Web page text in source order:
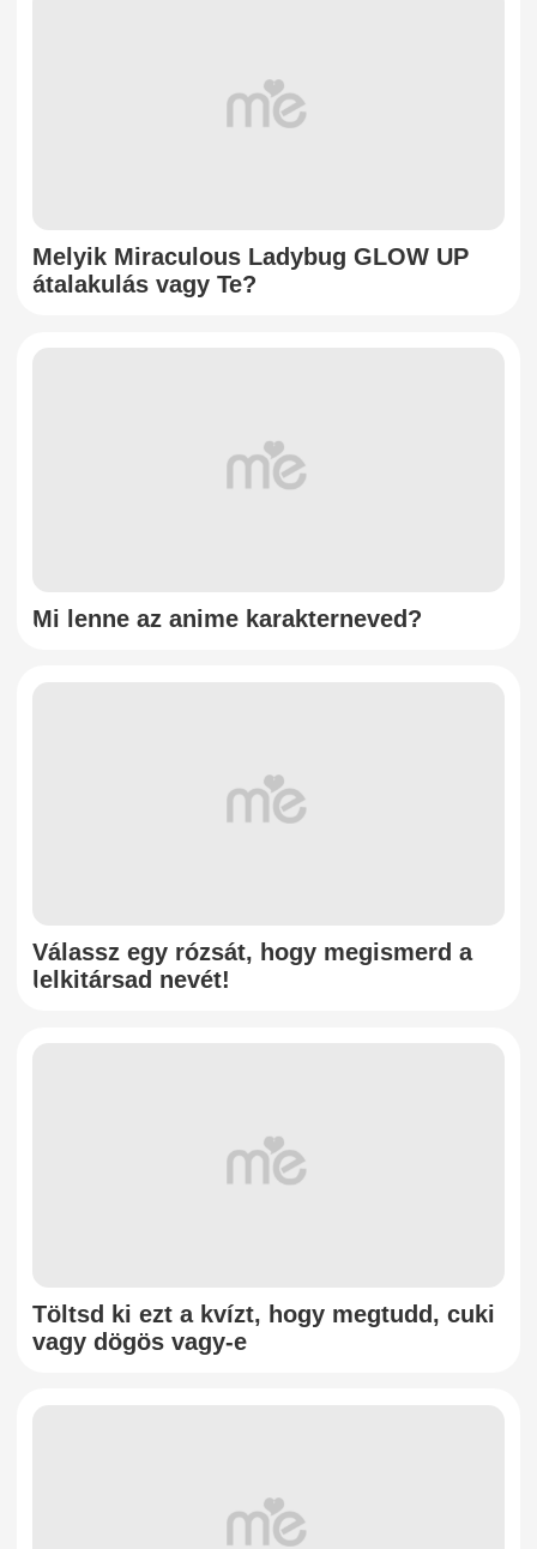
Melyik Miraculous Ladybug GLOW UP
átalakulás vagy Te?
Mi lenne az anime karakterneved?
Válassz egy rózsát, hogy megismerd a
lelkitársad nevét!
Töltsd ki ezt a kvízt, hogy megtudd, cuki
vagy dögös vagy-e